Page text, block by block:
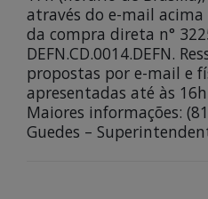
através do e-mail
da compra direta n°
DEFN.CD.0014.DEFN.
propostas por e-mail e
apresentadas até às
Maiores informações:
Guedes –